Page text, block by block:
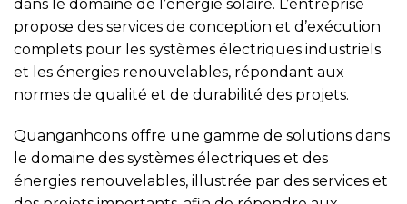
dans le domaine de l’énergie solaire. L’entreprise
propose des services de conception et d’exécution
complets pour les systèmes électriques industriels
et les énergies renouvelables, répondant aux
normes de qualité et de durabilité des projets.
Quanganhcons offre une gamme de solutions dans
le domaine des systèmes électriques et des
énergies renouvelables, illustrée par des services et